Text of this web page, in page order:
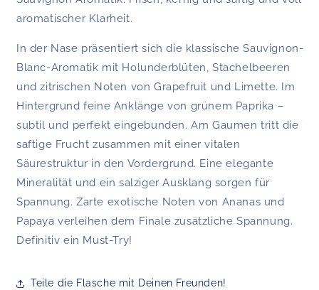
aromatischer Klarheit.
In der Nase präsentiert sich die klassische Sauvignon-
Blanc-Aromatik mit Holunderblüten, Stachelbeeren
und zitrischen Noten von Grapefruit und Limette. Im
Hintergrund feine Anklänge von grünem Paprika –
subtil und perfekt eingebunden. Am Gaumen tritt die
saftige Frucht zusammen mit einer vitalen
Säurestruktur in den Vordergrund. Eine elegante
Mineralität und ein salziger Ausklang sorgen für
Spannung. Zarte exotische Noten von Ananas und
Papaya verleihen dem Finale zusätzliche Spannung.
Definitiv ein Must-Try!
Teile die Flasche mit Deinen Freunden!